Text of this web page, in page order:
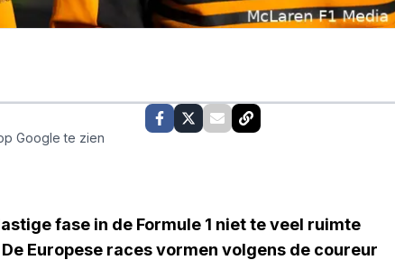
Google te zien
fase in de Formule 1 niet te veel ruimte
Europese races vormen volgens de coureur